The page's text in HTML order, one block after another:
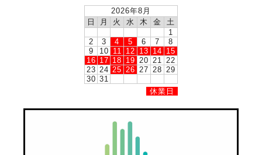
2026年8月
日
月 火 水 木 金
土
1
2
3 4 5 6 7
8
9
10 11 12 13 14 15
16 17 18 19 20 21 22
23 24 25 26 27 28 29
30 31
休業日